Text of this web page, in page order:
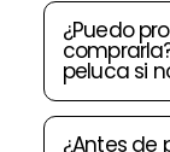
¿Puedo
peluca si
¿Antes de